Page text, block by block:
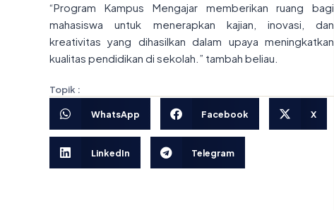
“Program Kampus Mengajar memberikan ruang bagi
mahasiswa untuk menerapkan kajian, inovasi, dan
kreativitas yang dihasilkan dalam upaya meningkatkan
kualitas pendidikan di sekolah.” tambah beliau.
Topik :
WhatsApp Facebook X
LinkedIn Telegram